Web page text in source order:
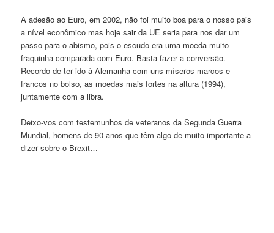
A adesão ao Euro, em 2002, não foi muito boa para o nosso pais
a nível econômico mas hoje sair da UE seria para nos dar um
passo para o abismo, pois o escudo era uma moeda muito
fraquinha comparada com Euro. Basta fazer a conversão.
Recordo de ter ido à Alemanha com uns míseros marcos e
francos no bolso, as moedas mais fortes na altura (1994),
juntamente com a libra.
Deixo-vos com testemunhos de veteranos da Segunda Guerra
Mundial, homens de 90 anos que têm algo de muito importante a
dizer sobre o Brexit…